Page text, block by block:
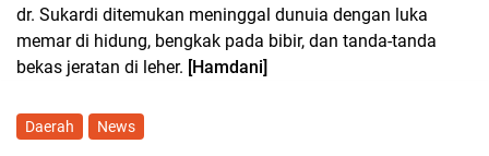
dr. Sukardi ditemukan meninggal dunuia dengan luka
memar di hidung, bengkak pada bibir, dan tanda-tanda
bekas jeratan di leher. [Hamdani]
Daerah News